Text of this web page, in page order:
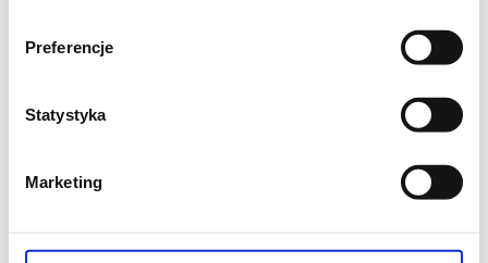
Preferencje
Statystyka
Marketing